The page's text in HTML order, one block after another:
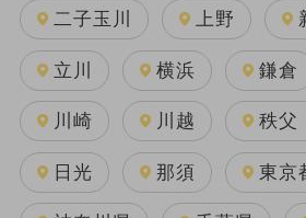
二子玉川 上野
立川 横浜 鎌倉
川崎 川越 秩父
日光 那須 東京